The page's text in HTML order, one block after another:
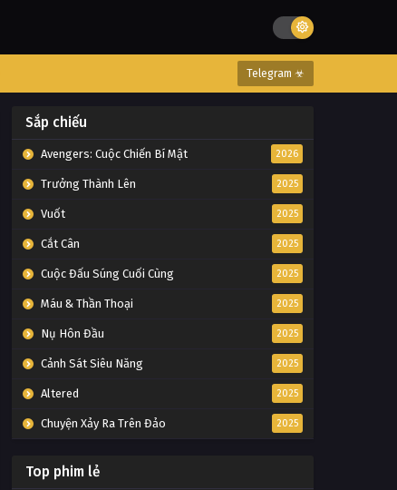
Telegram ☣
Sắp chiếu
Avengers: Cuộc Chiến Bí Mật 2026
Trưởng Thành Lên 2025
Vuốt 2025
Cắt Cân 2025
Cuộc Đấu Súng Cuối Cùng 2025
Máu & Thần Thoại 2025
Nụ Hôn Đầu 2025
Cảnh Sát Siêu Năng 2025
Altered 2025
Chuyện Xảy Ra Trên Đảo 2025
Top phim lẻ